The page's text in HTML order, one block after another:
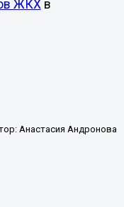
ЖКХв
Анастасия Андронова